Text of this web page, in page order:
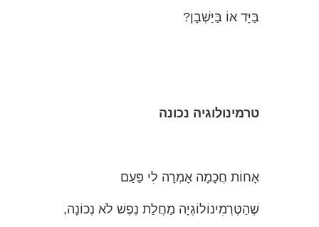
בַּיָּד אוֹ בַּיַּשְׁבָן?
טרמינולוגיה נכונה
אָחוֹת חֲכָמָה אָמְרָה לִי פַּעַם
שֶׁהַטֶּרְמִינוֹלוֹגְיָה מַחֲלַת נֶפֶשׁ לֹא נְכוֹנָה,